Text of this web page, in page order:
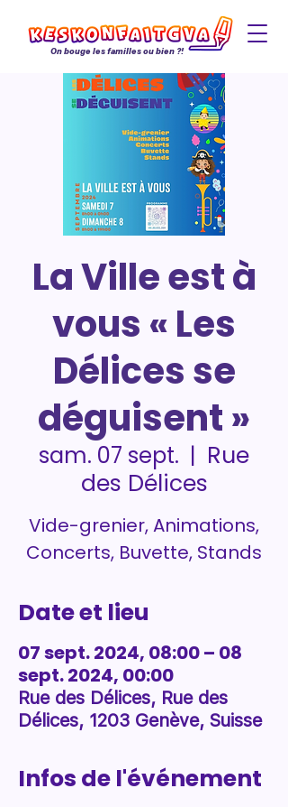
On bouge les familles ou bien ?!
La Ville est à
vous « Les
Délices se
déguisent »
sam. 07 sept.
  |
Rue
des Délices
Vide-grenier, Animations,
Concerts, Buvette, Stands
Date et lieu
07 sept. 2024, 08:00 – 08
sept. 2024, 00:00
Rue des Délices, Rue des
Délices, 1203 Genève, Suisse
Infos de l'événement